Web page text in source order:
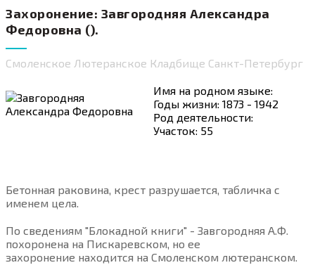
Захоронение: Завгородняя Александра
Федоровна ().
Смоленское Лютеранское Кладбище Санкт-Петербург
Имя на родном языке:
Годы жизни: 1873 - 1942
Род деятельности:
Участок: 55
Бетонная раковина, крест разрушается, табличка с
именем цела.
По сведениям "Блокадной книги" - Завгородняя А.Ф.
похоронена на Пискаревском, но ее
захоронение находится на Смоленском лютеранском.